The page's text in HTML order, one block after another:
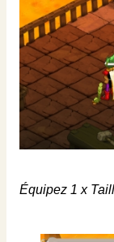
Équipez 1 x